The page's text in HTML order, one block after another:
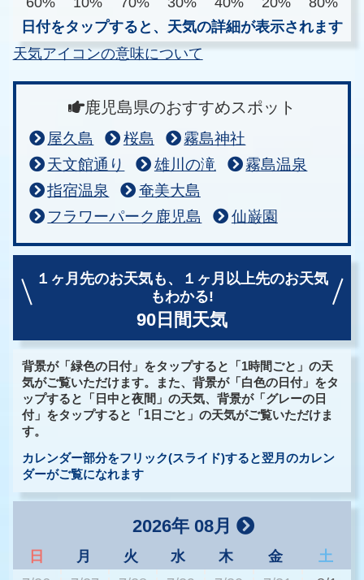
日付をタップすると、天気の詳細が表示されます
天気アイコンの意味について
鹿児島県のおすすめスポット
屋久島 桜島
霧島神社
天文館通り
雄川の滝
霧島温泉
指宿温泉
奄美大島
フラワーパーク鹿児島
仙巌園
１ヶ月先のお天気も、
１ヶ月以上先のお天気
もわかる!
90日間天気
背景が「緑色の日付」をタップすると「1時間ごと」の天
気がご覧いただけます。また、背景が「白色の日付」をタ
ップすると「日中と夜間」の天気、背景が「グレーの日
付」をタップすると「1日ごと」の天気がご覧いただけま
す。
カレンダー部分をフリック(スライド)すると翌月のカレン
ダーがご覧になれます
2026年 08月
日 月 火 水 木 金
土